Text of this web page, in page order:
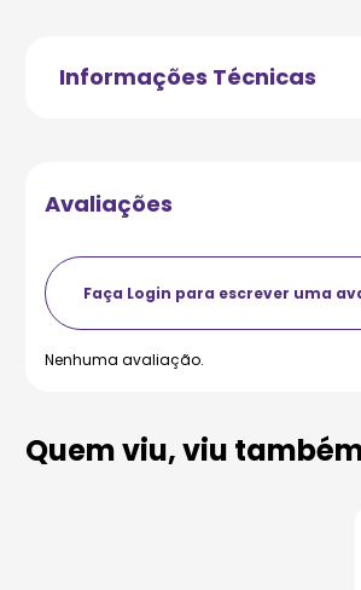
Informações Técnicas
Avaliações
Quem viu, viu